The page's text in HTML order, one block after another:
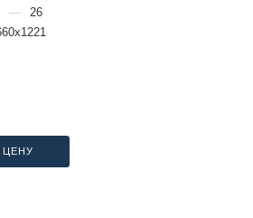
—
26
ЦЕНУ